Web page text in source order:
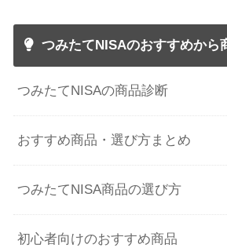
つみたてNISAのおすすめから
つみたてNISAの商品診断
おすすめ商品・選び方まとめ
つみたてNISA商品の選び方
初心者向けのおすすめ商品